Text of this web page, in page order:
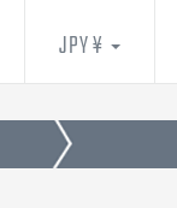
JPY ¥